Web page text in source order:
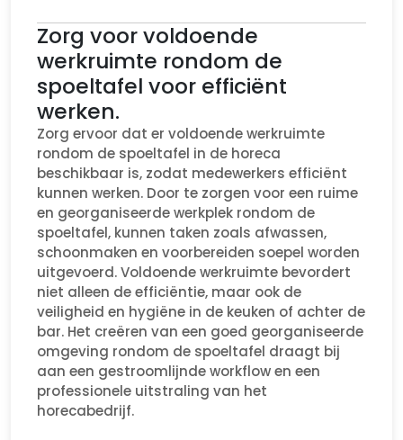
Zorg voor voldoende
werkruimte rondom de
spoeltafel voor efficiënt
werken.
Zorg ervoor dat er voldoende werkruimte
rondom de spoeltafel in de horeca
beschikbaar is, zodat medewerkers efficiënt
kunnen werken. Door te zorgen voor een ruime
en georganiseerde werkplek rondom de
spoeltafel, kunnen taken zoals afwassen,
schoonmaken en voorbereiden soepel worden
uitgevoerd. Voldoende werkruimte bevordert
niet alleen de efficiëntie, maar ook de
veiligheid en hygiëne in de keuken of achter de
bar. Het creëren van een goed georganiseerde
omgeving rondom de spoeltafel draagt bij
aan een gestroomlijnde workflow en een
professionele uitstraling van het
horecabedrijf.